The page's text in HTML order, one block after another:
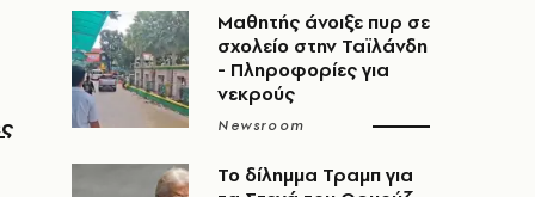
Μαθητής άνοιξε πυρ σε
σχολείο στην Ταϊλάνδη
- Πληροφορίες για
νεκρούς
Newsroom
Το δίλημμα Τραμπ για